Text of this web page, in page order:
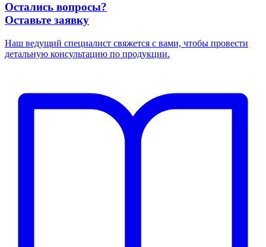
Остались вопросы?
Оставьте заявку
Наш ведущий специалист свяжется с вами, чтобы провести
детальную консультацию по продукции.